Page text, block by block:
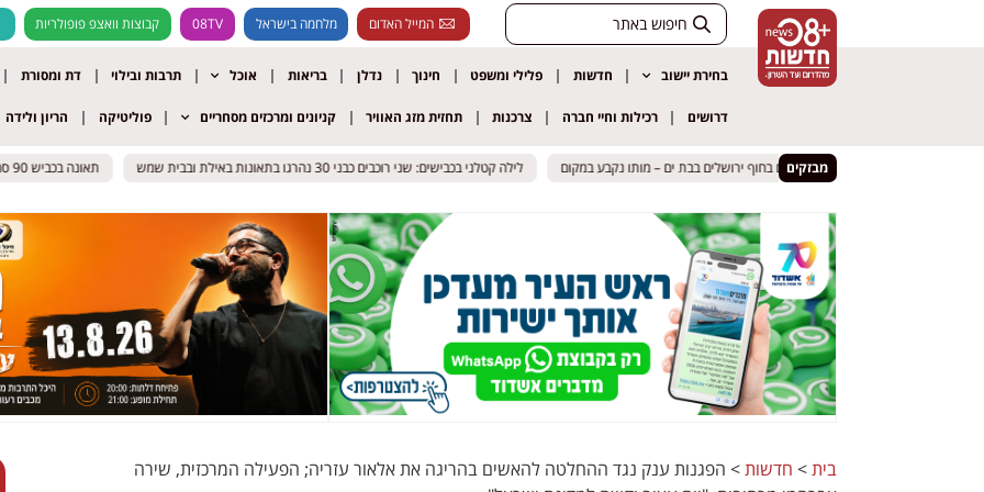
המייל האדום מלחמה בישראל 08TV קבוצות וואצפ פופולריות
בחירת יישוב חדשות פלילי ומשפט חינוך נדלן בריאות אוכל תרבות ובילוי דת ומסורת
דרושים רכילות וחיי חברה צרכנות תחזית מזג האוויר קניונים ומרכזים מסחריים פוליטיקה הריון ולידה
מבזקים לילה קטלני בכבישים: שני רוכבים כבני 30 נהרגו בתאונות באילת ובבית שמש
לילה קטלני בכבישים: שני רוכבים כבני 30 נהרגו בתאונות באילת ובבית שמש תאונה בכביש 90 סמוך לים המלח: בן 15 נפצע בינוני, ארבעה נוספים נפגעו
תאונה בכביש 90 סמוך לים המלח: בן 15 נפצע בינוני, ארבעה נוספים נפגעו
בית> חדשות> הפגנות ענק נגד ההחלטה להאשים בהריגה את אלאור עזריה; הפעילה המרכזית, שירה